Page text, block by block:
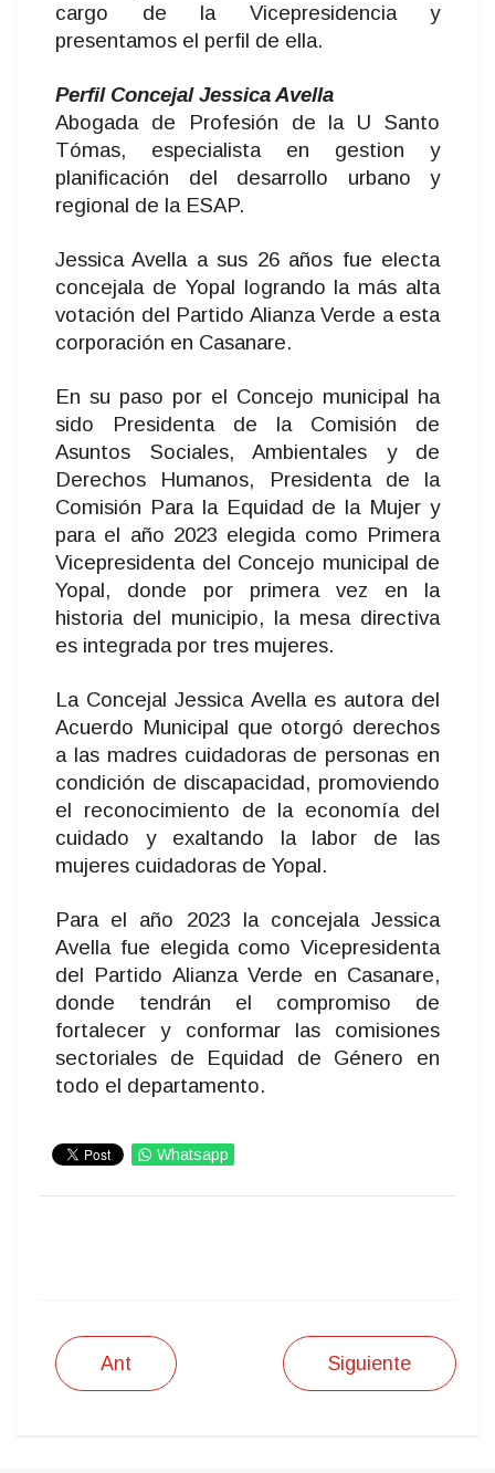
cargo de la Vicepresidencia y
presentamos el perfil de ella.
Perfil Concejal Jessica Avella
Abogada de Profesión de la U Santo
Tómas, especialista en gestion y
planificación del desarrollo urbano y
regional de la ESAP.
Jessica Avella a sus 26 años fue electa
concejala de Yopal logrando la más alta
votación del Partido Alianza Verde a esta
corporación en Casanare.
En su paso por el Concejo municipal ha
sido Presidenta de la Comisión de
Asuntos Sociales, Ambientales y de
Derechos Humanos, Presidenta de la
Comisión Para la Equidad de la Mujer y
para el año 2023 elegida como Primera
Vicepresidenta del Concejo municipal de
Yopal, donde por primera vez en la
historia del municipio, la mesa directiva
es integrada por tres mujeres.
La Concejal Jessica Avella es autora del
Acuerdo Municipal que otorgó derechos
a las madres cuidadoras de personas en
condición de discapacidad, promoviendo
el reconocimiento de la economía del
cuidado y exaltando la labor de las
mujeres cuidadoras de Yopal.
Para el año 2023 la concejala Jessica
Avella fue elegida como Vicepresidenta
del Partido Alianza Verde en Casanare,
donde tendrán el compromiso de
fortalecer y conformar las comisiones
sectoriales de Equidad de Género en
todo el departamento.
Whatsapp
Ant Siguiente